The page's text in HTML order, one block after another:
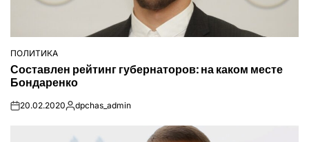
ОПУБЛІКУВАТИ
У
ПОЛИТИКА
Составлен рейтинг губернаторов: на каком месте
Бондаренко
on20.02.2020Опубліковано
dpchas_admin